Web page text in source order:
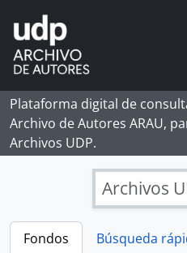
Skip to main content
Plataforma digital de
Archivo de Autores ARAU,
Archivos UDP.
Archivos
Fondos
Búsqueda